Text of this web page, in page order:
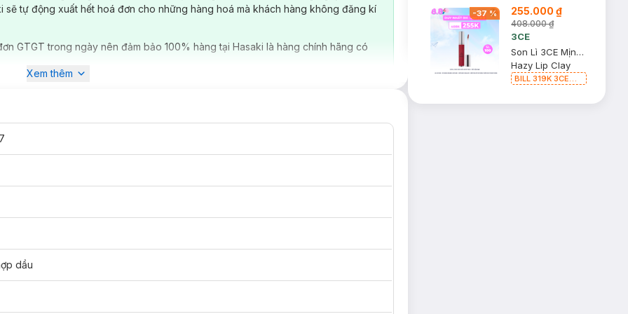
độ matte hoàn hảo. Độ lên màu rất tốt với chất kem mờ mịn không bị ảnh hưởng bởi
đột phá cực kỳ mạnh mẽ so với các dòng son truyền thống. Đây là bộ sưu
Smalls, một trong những gương mặt đại diện củaEstée Lauder. Gửi gắm trong
mê hoặc như chính phong cách của những người mẫu sải bước đĩnh đạc trên sàn
ngoài màu xanh Navy đậm cứng cáp, chắc chắn và phần đỉnh nắp màu vàng. Thiết
càng tạo nên cảm giác sang trọng, quý phái cho người dùng.
khi thoa son. Thêm nữa Pure Color Envy Matte Sculpting lại thuộc dòng son lì.
nhiên, chất son của Pure Color Envy Matte Sculpting khá mềm mượt, khi thoa lên
sẽ tự động xuất hết hoá đơn cho những hàng hoá mà khách hàng không đăng kí
GTGT trong ngày nên đảm bảo 100% hàng tại Hasaki là hàng chính hãng có
Xem thêm
dầu
-37 % 255.000 ₫
408.000 ₫
3CE
Son Lì 3CE Mịn Môi Whip Red - Đỏ Mận 4g
Hazy Lip Clay
BILL 319K 3CE